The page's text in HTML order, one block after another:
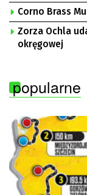
Corno Brass
Zorza Ochla
okręgowej
popularne